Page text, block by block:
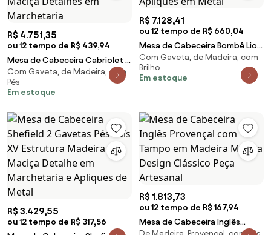
R$ 4.751,35
ou 12 tempo de R$ 439,94
Mesa de Cabeceira Cabriolet 2
Gavetas Pés Luís XV Estrutura
Madeira Maciça Detalhes em
Marchetaria
Com Gaveta, de Madeira, com
Pés
Em estoque
R$ 7.128,41
ou 12 tempo de R$ 660,04
Mesa de Cabeceira Bombê Lion
3 Gavetas Estrutura Madeira
Maciça Apliques em Metal
Com Gaveta, de Madeira, com
Brilho
Em estoque
R$ 3.429,55
ou 12 tempo de R$ 317,56
R$ 1.813,73
ou 12 tempo de R$ 167,94
Mesa de Cabeceira Inglês